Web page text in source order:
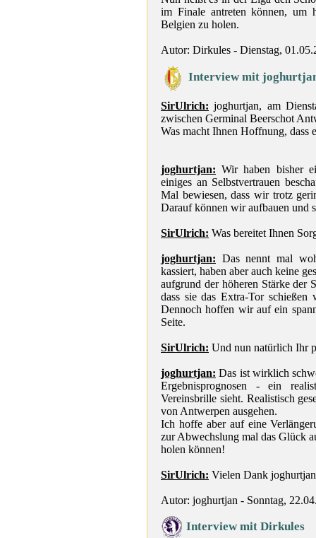
im Finale antreten können, um
Belgien zu holen.
Autor: Dirkules - Dienstag,
Interview mit
SirUlrich: joghurtjan, am
zwischen Germinal Beerschot
Was macht Ihnen Hoffnung, dass
joghurtjan: Wir haben bisher
einiges an Selbstvertrauen
Mal bewiesen, dass wir trotz
Darauf können wir aufbauen und
SirUlrich: Was bereitet Ihnen
joghurtjan: Das nennt mal
kassiert, haben aber auch keine
aufgrund der höheren Stärke der
dass sie das Extra-Tor
Dennoch hoffen wir auf ein
Seite.
SirUlrich: Und nun natürlich Ihr
joghurtjan: Das ist wirklich
Ergebnisprognosen - ein
Vereinsbrille sieht. Realistisch
von Antwerpen ausgehen.
Ich hoffe aber auf eine
zur Abwechslung mal das Glück
holen können!
SirUlrich: Vielen Dank
Autor: joghurtjan - Sonntag,
Interview mit Dirkules